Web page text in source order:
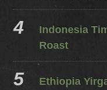
Indonesia
Roast
Ethiopia